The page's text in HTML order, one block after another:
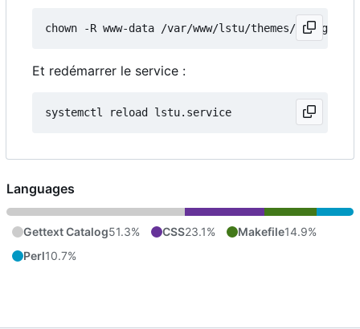
Et redémarrer le service :
Languages
Gettext Catalog51.3% CSS23.1% Makefile14.9%
Perl10.7%